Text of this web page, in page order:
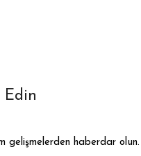
Edin
gelişmelerden haberdar olun.